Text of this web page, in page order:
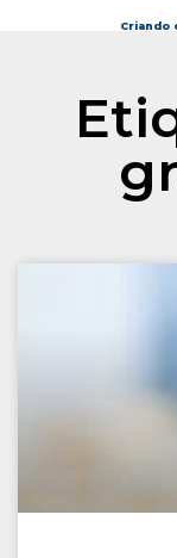
INGRESSO
DESCONTOS
Fale
Criando